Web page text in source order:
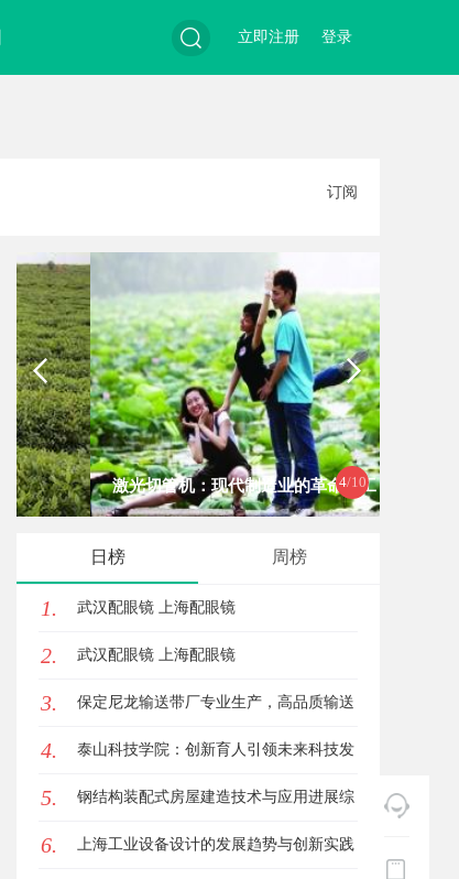
登录
立即注册
订阅
4/10
激光切管机：现代制造业的革命性工
日榜 周榜
1. 武汉配眼镜 上海配眼镜
2. 武汉配眼镜 上海配眼镜
3. 保定尼龙输送带厂专业生产，高品质输送
解决方案
4. 泰山科技学院：创新育人引领未来科技发
展新高地
5. 钢结构装配式房屋建造技术与应用进展综
述
6. 上海工业设备设计的发展趋势与创新实践